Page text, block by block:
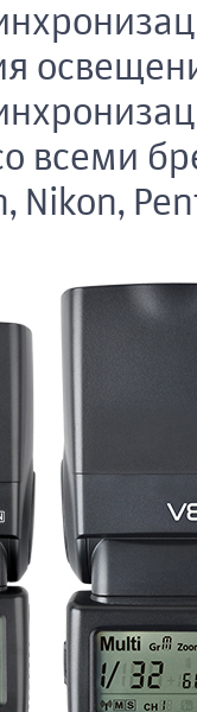
всеми
Nikon,